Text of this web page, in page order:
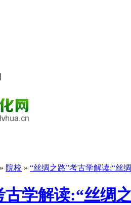
» 院校 » “丝绸之路”考古学解读:“丝
古学解读:“丝绸